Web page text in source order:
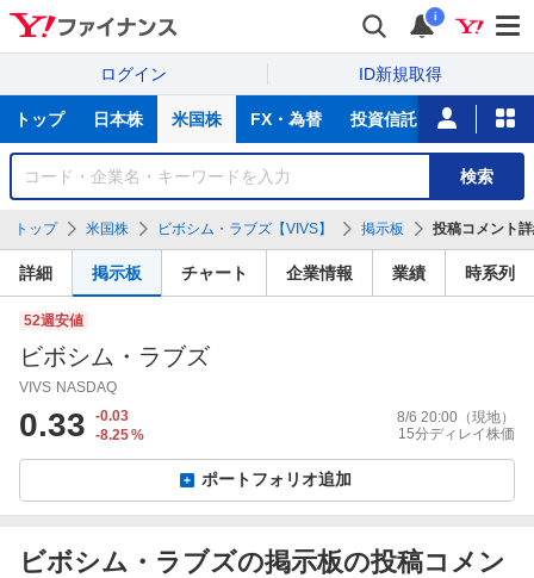
i
ログイン ID新規取得
サ
トップ 日本株 米国株 FX・為替 投資信託 ニュース
銘
検
索
検索
トップ 米国株 ビボシム・ラブズ【VIVS】 掲示板 投稿コメント
詳細 掲示板 チャート 企業情報 業績 時系列
52週安値
ビボシム・ラブズ
VIVS NASDAQ
0.33
-0.03
-8.25%
8/6 20:00 （現地）
15分ディレイ株価
ポートフォリオ追加
ビボシム・ラブズの掲示板の投稿コメン